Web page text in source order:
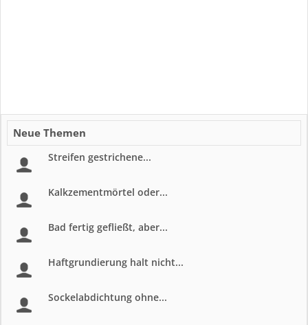
Neue Themen
Streifen gestrichene...
Kalkzementmörtel oder...
Bad fertig gefließt, aber...
Haftgrundierung halt nicht...
Sockelabdichtung ohne...